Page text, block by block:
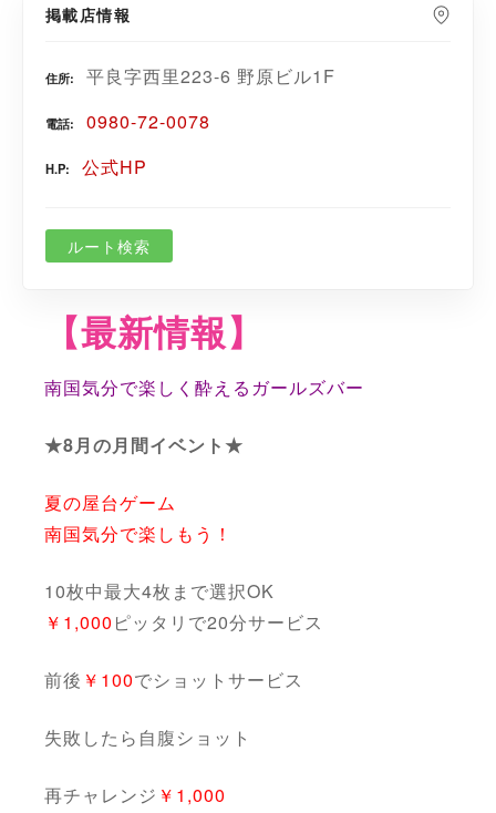
掲載店情報
住所 平良字西里223-6 野原ビル1F
電話 0980-72-0078
H.P 公式HP
ルート検索
【最新情報】
南国気分で楽しく酔えるガールズバー
★8月の月間イベント★
夏の屋台ゲーム
南国気分で楽しもう！
10枚中最大4枚まで選択OK
￥1,000 ピッタリで20分サービス
前後 ￥100でショットサービス
失敗したら自腹ショット
再チャレンジ ￥1,000